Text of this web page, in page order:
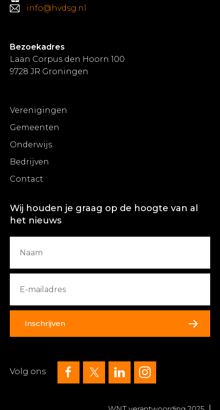
info@hvdsg.nl
Bezoekadres
Laan Corpus den Hoorn 100
9728 JR Groningen
Verenigingen
Gemeenten
Onderwijs
Bedrijven
Contact
Wij houden je graag op de hoogte van al
het nieuws
Inschrijven
Volg ons